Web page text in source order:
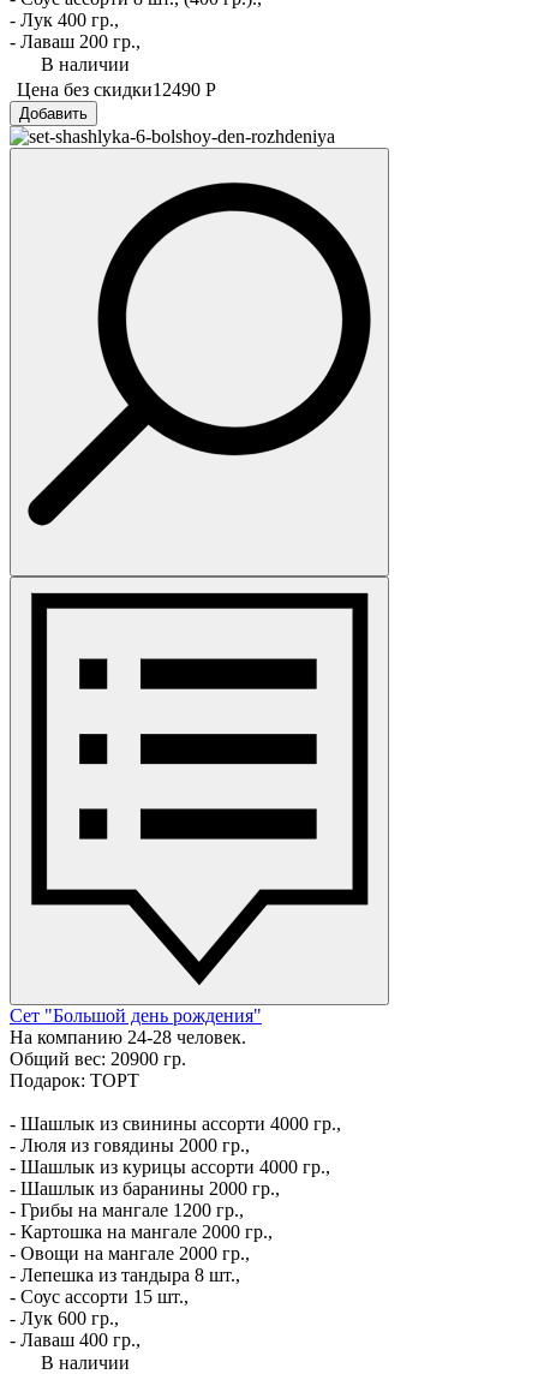
- Лук 400 гр.,
- Лаваш 200 гр.,
В наличии
Цена без скидки12490 Р
Добавить
Сет "Большой день рождения"
На компанию 24-28 человек.
Общий вес: 20900 гр.
Подарок: ТОРТ
- Шашлык из свинины ассорти 4000 гр.,
- Люля из говядины 2000 гр.,
- Шашлык из курицы ассорти 4000 гр.,
- Шашлык из баранины 2000 гр.,
- Грибы на мангале 1200 гр.,
- Картошка на мангале 2000 гр.,
- Овощи на мангале 2000 гр.,
- Лепешка из тандыра 8 шт.,
- Соус ассорти 15 шт.,
- Лук 600 гр.,
- Лаваш 400 гр.,
В наличии